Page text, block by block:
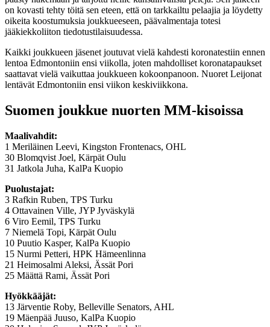
on kovasti tehty töitä sen eteen, että on tarkkailtu pelaajia ja löydetty
oikeita koostumuksia joukkueeseen, päävalmentaja totesi
jääkiekkoliiton tiedotustilaisuudessa.
Kaikki joukkueen jäsenet joutuvat vielä kahdesti koronatestiin ennen
lentoa Edmontoniin ensi viikolla, joten mahdolliset koronatapaukset
saattavat vielä vaikuttaa joukkueen kokoonpanoon. Nuoret Leijonat
lentävät Edmontoniin ensi viikon keskiviikkona.
Suomen joukkue nuorten MM-kisoissa
Maalivahdit:
1 Meriläinen Leevi, Kingston Frontenacs, OHL
30 Blomqvist Joel, Kärpät Oulu
31 Jatkola Juha, KalPa Kuopio
Puolustajat:
3 Rafkin Ruben, TPS Turku
4 Ottavainen Ville, JYP Jyväskylä
6 Viro Eemil, TPS Turku
7 Niemelä Topi, Kärpät Oulu
10 Puutio Kasper, KalPa Kuopio
15 Nurmi Petteri, HPK Hämeenlinna
21 Heimosalmi Aleksi, Ässät Pori
25 Määttä Rami, Ässät Pori
Hyökkääjät:
13 Järventie Roby, Belleville Senators, AHL
19 Mäenpää Juuso, KalPa Kuopio